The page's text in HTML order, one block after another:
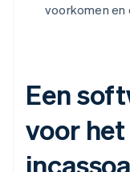
voorkomen en
Een
voor